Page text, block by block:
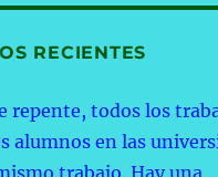
RECIENTES
repente, todos los
alumnos en las